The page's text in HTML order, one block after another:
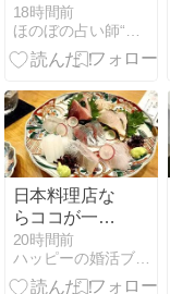
18時間前
ほのぼの占い師“村野大衡”
日本料理店な
らココが一
番！
20時間前
ハッピーの婚活ブログ